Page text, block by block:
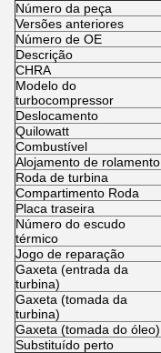
Número da peça
Versões anteriores
Número de OE
Descrição
CHRA
Modelo do
turbocompressor
Deslocamento
Quilowatt
Combustível
Alojamento de rolamento
Roda de turbina
Compartimento Roda
Placa traseira
Número do escudo
térmico
Jogo de reparação
Gaxeta (entrada da
turbina)
Gaxeta (tomada da
turbina)
Gaxeta (tomada do óleo)
Substituído perto